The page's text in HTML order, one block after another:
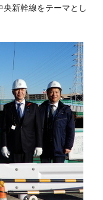
新幹線をテーマとし